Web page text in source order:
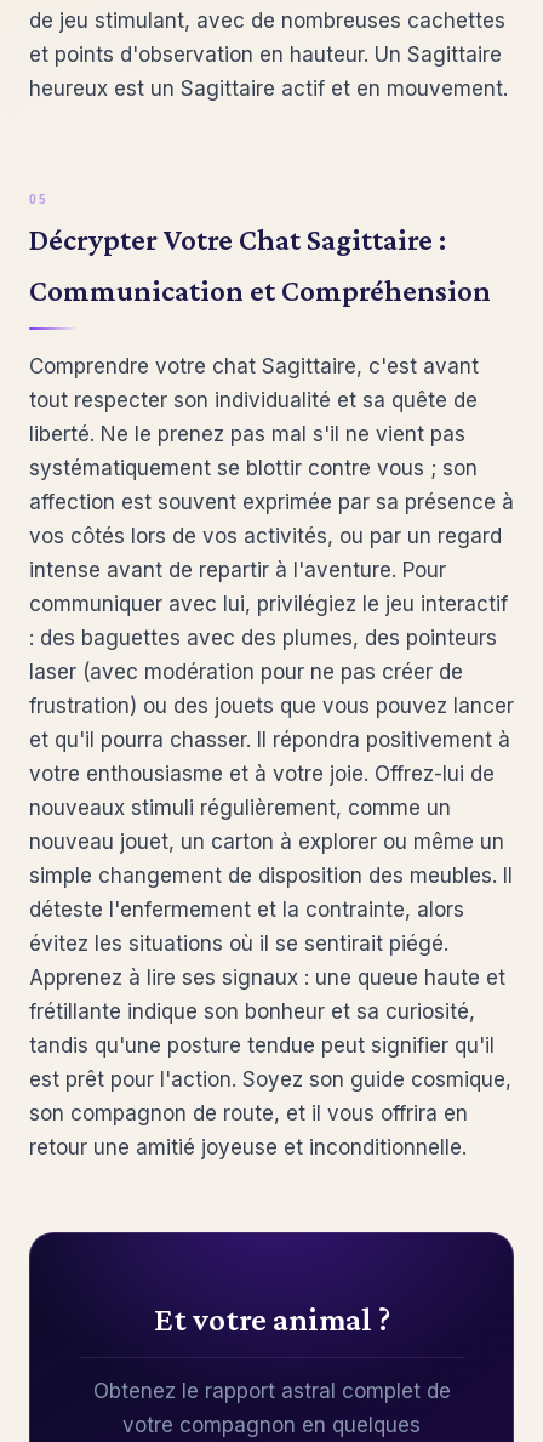
de jeu stimulant, avec de nombreuses cachettes
et points d'observation en hauteur. Un Sagittaire
heureux est un Sagittaire actif et en mouvement.
Décrypter Votre Chat Sagittaire :
Communication et Compréhension
Comprendre votre chat Sagittaire, c'est avant
tout respecter son individualité et sa quête de
liberté. Ne le prenez pas mal s'il ne vient pas
systématiquement se blottir contre vous ; son
affection est souvent exprimée par sa présence à
vos côtés lors de vos activités, ou par un regard
intense avant de repartir à l'aventure. Pour
communiquer avec lui, privilégiez le jeu interactif
: des baguettes avec des plumes, des pointeurs
laser (avec modération pour ne pas créer de
frustration) ou des jouets que vous pouvez lancer
et qu'il pourra chasser. Il répondra positivement à
votre enthousiasme et à votre joie. Offrez-lui de
nouveaux stimuli régulièrement, comme un
nouveau jouet, un carton à explorer ou même un
simple changement de disposition des meubles. Il
déteste l'enfermement et la contrainte, alors
évitez les situations où il se sentirait piégé.
Apprenez à lire ses signaux : une queue haute et
frétillante indique son bonheur et sa curiosité,
tandis qu'une posture tendue peut signifier qu'il
est prêt pour l'action. Soyez son guide cosmique,
son compagnon de route, et il vous offrira en
retour une amitié joyeuse et inconditionnelle.
Et votre animal ?
Obtenez le rapport astral complet de
votre compagnon en quelques